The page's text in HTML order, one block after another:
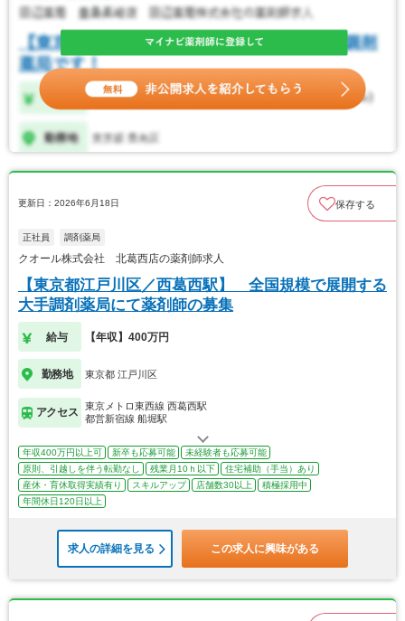
更新日：2026年6月18日 保存する
正社員 調剤薬局
クオール株式会社 北葛西店の薬剤師求人
【東京都江戸川区／西葛西駅】 全国規模で展開する
大手調剤薬局にて薬剤師の募集
給与 【年収】400万円
勤務地 東京都 江戸川区
アクセス
東京メトロ東西線 西葛西駅
都営新宿線 船堀駅
年収400万円以上可 新卒も応募可能
未経験者も応募可能
原則、引越しを伴う転勤なし
残業月10ｈ以下
住宅補助（手当）あり
産休・育休取得実績有り
スキルアップ 店舗数30以上
積極採用中
年間休日120日以上
求人の詳細を見る この求人に興味がある